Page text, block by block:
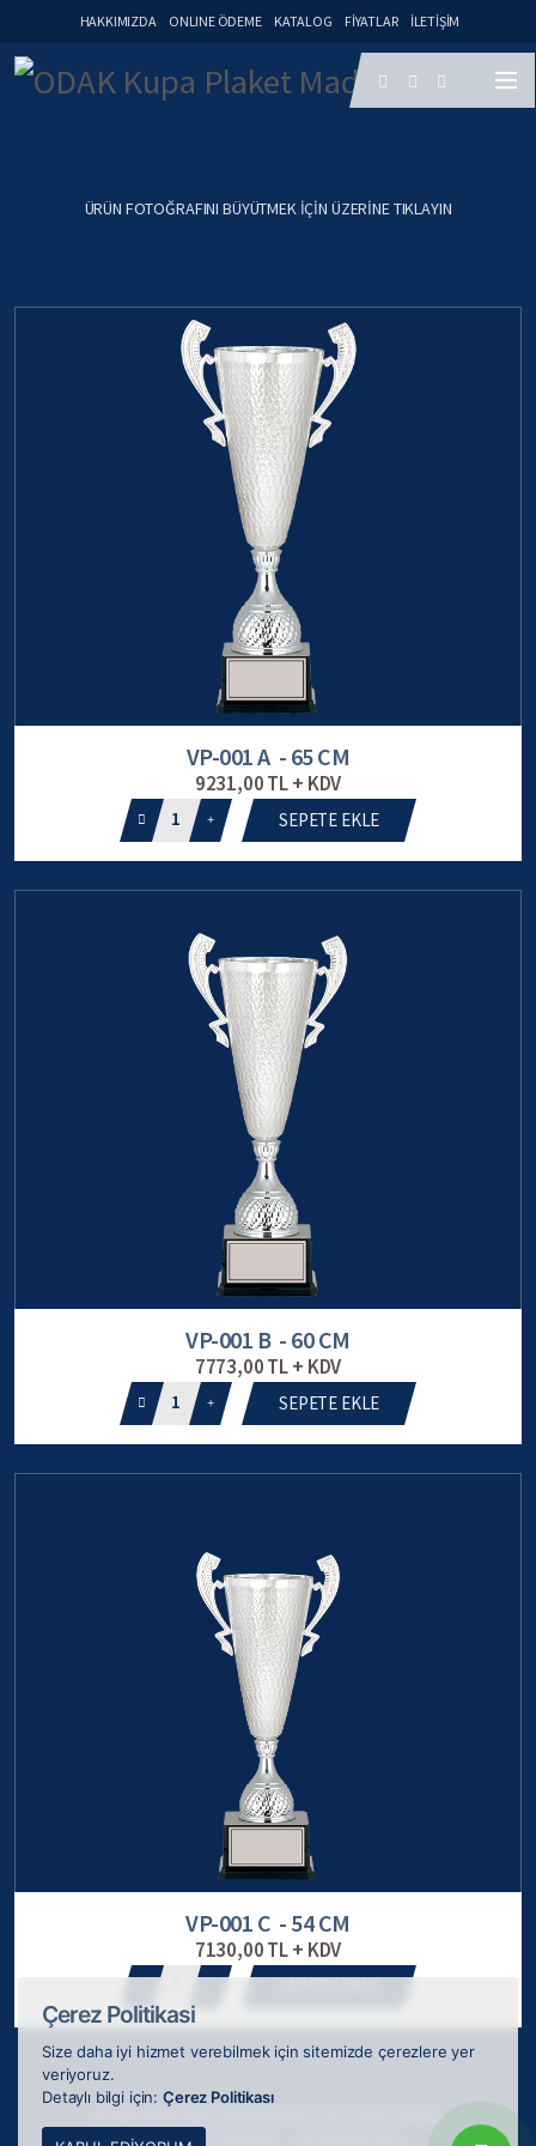
HAKKIMIZDA ONLINE ÖDEME KATALOG FIYATLAR İLETIŞIM
ÜRÜN FOTOĞRAFINI BÜYÜTMEK IÇIN ÜZERINE TIKLAYIN
VP-001 A - 65 CM
9231,00 TL + KDV
1 SEPETE EKLE
VP-001 B - 60 CM
7773,00 TL + KDV
1 SEPETE EKLE
VP-001 C - 54 CM
7130,00 TL + KDV
Webkokteyli tarafından
Çerez Politikasi
Size daha iyi hizmet verebilmek için sitemizde çerezlere yer
veriyoruz.
Detaylı bilgi için: Çerez Politikası